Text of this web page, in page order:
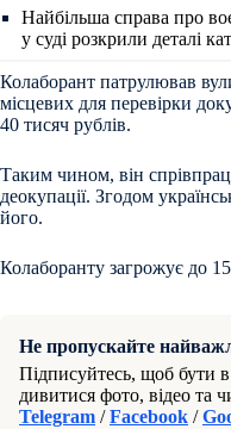
Найбільша справа про
у суді розкрили деталі
Колаборант патрулював
місцевих для перевірки
40 тисяч рублів.
Таким чином, він
деокупації. Згодом
його.
Колаборанту загрожує до
Не пропускайте
Підписуйтесь, щоб бути
дивитися фото, відео та
Telegram /Facebook /